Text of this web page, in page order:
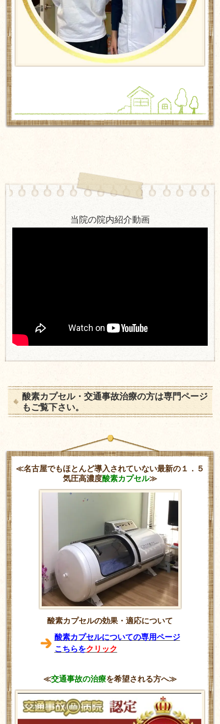
当院の院内紹介動画
酸素カプセル・交通事故治療の方は専門ページ
もご覧下さい。
≪名古屋でもほとんど導入されていない最新の１．５
気圧高濃度酸素カプセル≫
酸素カプセルの効果・適応について
酸素カプセルについての専用ページ
こちらをクリック
≪交通事故の治療を希望される方へ≫